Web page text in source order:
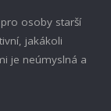
osoby starší
jakákoli
je neúmyslná a